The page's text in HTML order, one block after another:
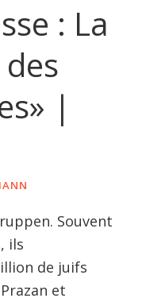
: La
|
Souvent
ils
de juifs
et